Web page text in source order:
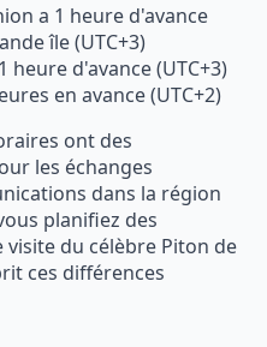
a 1 heure d'avance
île (UTC+3)
heure d'avance (UTC+3)
en avance (UTC+2)
ont des
les échanges
dans la région
planifiez des
du célèbre Piton de
ces différences